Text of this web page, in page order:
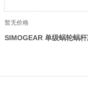
暂无价格
SIMOGEAR 单级蜗轮蜗